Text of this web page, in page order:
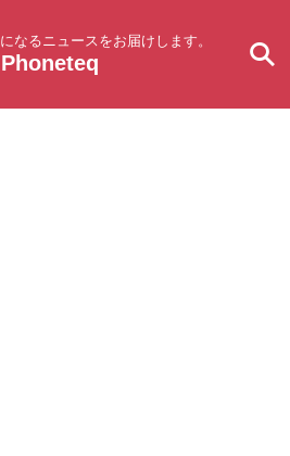
なるニュースをお届けします。